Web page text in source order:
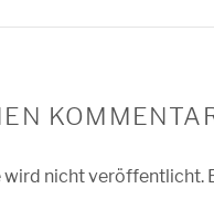
wird nicht veröffentlicht.